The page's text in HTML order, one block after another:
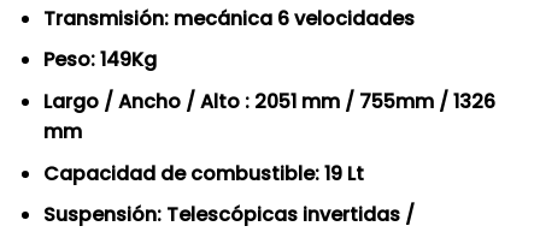
Transmisión: mecánica 6 velocidades
Peso: 149Kg
Largo / Ancho / Alto : 2051 mm / 755mm / 1326
mm
Capacidad de combustible: 19 Lt
Suspensión: Telescópicas invertidas /